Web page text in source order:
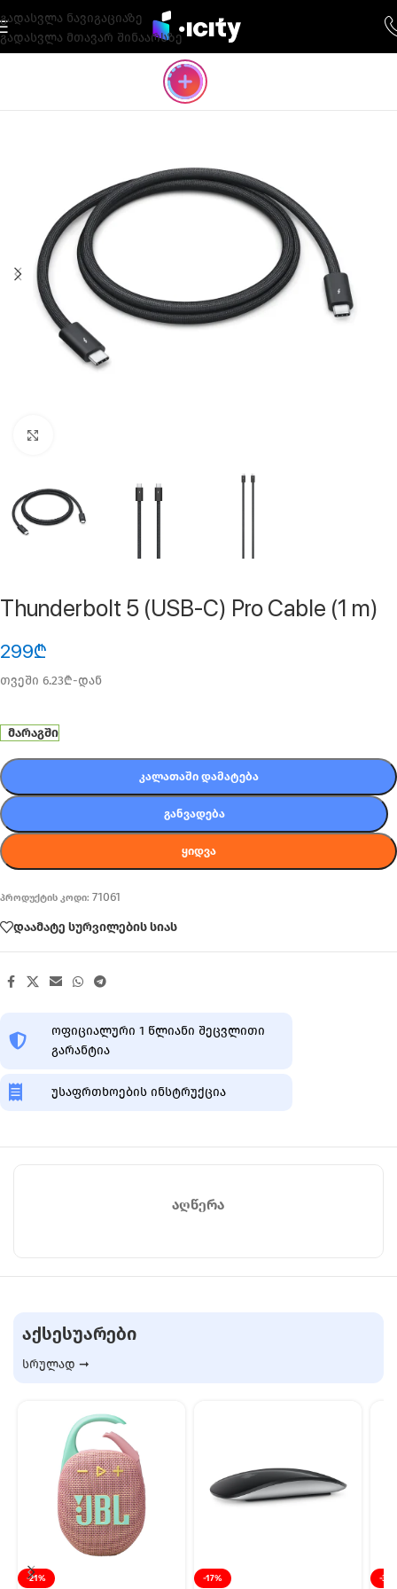
გადასვლა ნავიგაციაზე
გადასვლა მთავარ შინაარსზე
Thunderbolt 5 (USB‑C) Pro Cable (1 m)
299₾
თვეში 6.23₾-დან
მარაგში
ᲙᲐᲚᲐᲗᲐᲨᲘ ᲓᲐᲛᲐᲢᲔᲑᲐ
ᲒᲐᲜᲕᲐᲓᲔᲑᲐ
ᲧᲘᲓᲕᲐ
პროდუქტის კოდი: 71061
დაამატე სურვილების სიას
ოფიციალური 1 წლიანი შეცვლითი
გარანტია
უსაფრთხოების ინსტრუქცია
ᲐᲦᲬᲔᲠᲐ
ᲐᲥᲡᲔᲡᲣᲐᲠᲔᲑᲘ
სრულად ➞
-21% -17% -